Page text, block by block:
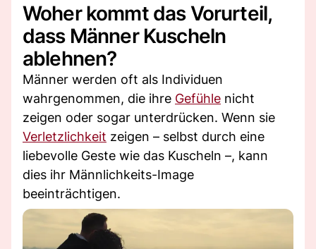
Woher kommt das Vorurteil,
dass Männer Kuscheln
ablehnen?
Männer werden oft als Individuen
wahrgenommen, die ihre Gefühle nicht
zeigen oder sogar unterdrücken. Wenn sie
Verletzlichkeit zeigen – selbst durch eine
liebevolle Geste wie das Kuscheln –, kann
dies ihr Männlichkeits-Image
beeinträchtigen.